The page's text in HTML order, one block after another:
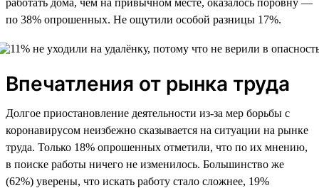
по 38% опрошенных. Не ощутили особой разницы 17%.
Впечатления от рынка труда
Долгое приостановление деятельности из-за мер борьбы с
коронавирусом неизбежно сказывается на ситуации на рынке
труда. Только 18% опрошенных отметили, что по их мнению,
в поиске работы ничего не изменилось. Большинство же
(62%) уверены, что искать работу стало сложнее, 19%